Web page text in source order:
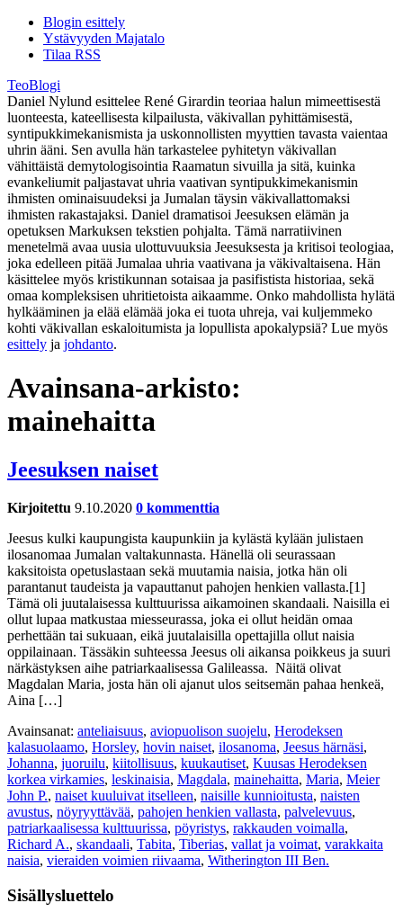
Blogin esittely
Ystävyyden Majatalo
Tilaa RSS
TeoBlogi
Daniel Nylund esittelee René Girardin teoriaa halun mimeettisestä
luonteesta, kateellisesta kilpailusta, väkivallan pyhittämisestä,
syntipukkimekanismista ja uskonnollisten myyttien tavasta vaientaa
uhrin ääni. Sen avulla hän tarkastelee pyhitetyn väkivallan
vähittäistä demytologisointia Raamatun sivuilla ja sitä, kuinka
evankeliumit paljastavat uhria vaativan syntipukkimekanismin
ihmisten ominaisuudeksi ja Jumalan täysin väkivallattomaksi
ihmisten rakastajaksi. Daniel dramatisoi Jeesuksen elämän ja
opetuksen Markuksen tekstien pohjalta. Tämä narratiivinen
menetelmä avaa uusia ulottuvuuksia Jeesuksesta ja kritisoi teologiaa,
joka edelleen pitää Jumalaa uhria vaativana ja väkivaltaisena. Hän
käsittelee myös kristikunnan sotaisaa ja pasifistista historiaa, sekä
omaa kompleksisen uhritietoista aikaamme. Onko mahdollista hylätä
hylkääminen ja elää elämää joka ei tuota uhreja, vai kuljemmeko
kohti väkivallan eskaloitumista ja lopullista apokalypsiä? Lue myös
esittely ja johdanto.
Avainsana-arkisto:
mainehaitta
Jeesuksen naiset
Kirjoitettu 9.10.2020 0 kommenttia
Jeesus kulki kaupungista kaupunkiin ja kylästä kylään julistaen
ilosanomaa Jumalan valtakunnasta. Hänellä oli seurassaan
kaksitoista opetuslastaan sekä muutamia naisia, jotka hän oli
parantanut taudeista ja vapauttanut pahojen henkien vallasta.[1]
Tämä oli juutalaisessa kulttuurissa aikamoinen skandaali. Naisilla ei
ollut lupaa matkustaa miesseurassa, joka ei ollut heidän omaa
perhettään tai sukuaan, eikä juutalaisilla opettajilla ollut naisia
oppilainaan. Tässäkin suhteessa Jeesus oli aikansa poikkeus ja suuri
närkästyksen aihe patriarkaalisessa Galileassa. Näitä olivat
Magdalan Maria, josta hän oli ajanut ulos seitsemän pahaa henkeä,
Aina […]
Avainsanat: anteliaisuus, aviopuolison suojelu, Herodeksen
kalasuolaamo, Horsley, hovin naiset, ilosanoma, Jeesus härnäsi,
Johanna, juoruilu, kiitollisuus, kuukautiset, Kuusas Herodeksen
korkea virkamies, leskinaisia, Magdala, mainehaitta, Maria, Meier
John P., naiset kuuluivat itselleen, naisille kunnioitusta, naisten
avustus, nöyryyttävää, pahojen henkien vallasta, palvelevuus,
patriarkaalisessa kulttuurissa, pöyristys, rakkauden voimalla,
Richard A., skandaali, Tabita, Tiberias, vallat ja voimat, varakkaita
naisia, vieraiden voimien riivaama, Witherington III Ben.
Sisällysluettelo